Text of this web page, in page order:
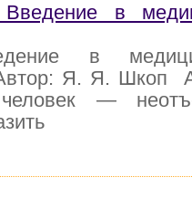
в
в
Я. Я. Шкоп
—